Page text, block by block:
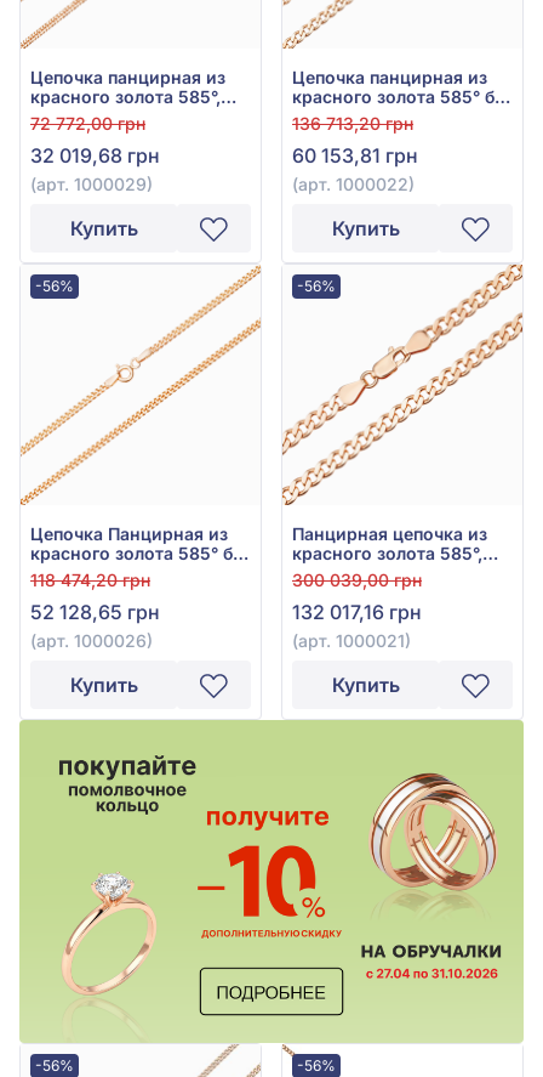
Цепочка панцирная из
красного золота 585°,
без вставки, арт. 1000029
72 772,00 грн
32 019,68 грн
(арт. 1000029)
Купить
Цепочка панцирная из
красного золота 585° без
вставки, арт. 1000022
136 713,20 грн
60 153,81 грн
(арт. 1000022)
Купить
-56%
Цепочка Панцирная из
красного золота 585° без
вставки, арт. 1000026
118 474,20 грн
52 128,65 грн
(арт. 1000026)
Купить
-56%
Панцирная цепочка из
красного золота 585°,
без вставки, арт. 1000021
300 039,00 грн
132 017,16 грн
(арт. 1000021)
Купить
-56% -56%